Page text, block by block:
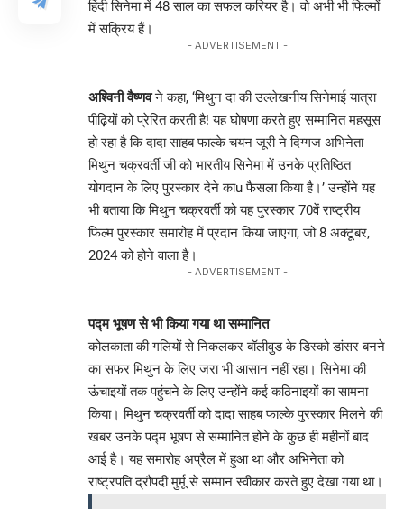
हिंदी सिनेमा में 48 साल का सफल करियर है। वो अभी भी फिल्मों
में सक्रिय हैं।
- ADVERTISEMENT -
अश्विनी वैष्णवने कहा, ‘मिथुन दा की उल्लेखनीय सिनेमाई यात्रा
पीढ़ियों को प्रेरित करती है! यह घोषणा करते हुए सम्मानित महसूस
हो रहा है कि दादा साहब फाल्के चयन जूरी ने दिग्गज अभिनेता
मिथुन चक्रवर्ती जी को भारतीय सिनेमा में उनके प्रतिष्ठित
योगदान के लिए पुरस्कार देने काu फैसला किया है।’ उन्होंने यह
भी बताया कि मिथुन चक्रवर्ती को यह पुरस्कार 70वें राष्ट्रीय
फिल्म पुरस्कार समारोह में प्रदान किया जाएगा, जो 8 अक्टूबर,
2024 को होने वाला है।
- ADVERTISEMENT -
पद्म भूषण से भी किया गया था सम्मानित
कोलकाता की गलियों से निकलकर बॉलीवुड के डिस्को डांसर बनने
का सफर मिथुन के लिए जरा भी आसान नहीं रहा। सिनेमा की
ऊंचाइयों तक पहुंचने के लिए उन्होंने कई कठिनाइयों का सामना
किया। मिथुन चक्रवर्ती को दादा साहब फाल्के पुरस्कार मिलने की
खबर उनके पद्म भूषण से सम्मानित होने के कुछ ही महीनों बाद
आई है। यह समारोह अप्रैल में हुआ था और अभिनेता को
राष्ट्रपति द्रौपदी मुर्मू से सम्मान स्वीकार करते हुए देखा गया था।